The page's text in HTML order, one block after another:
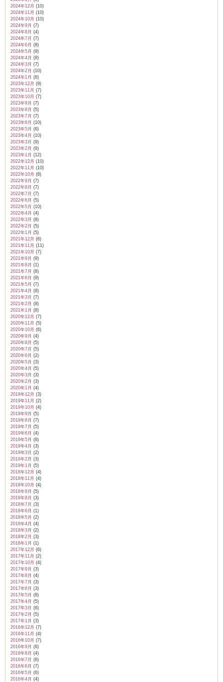
2024年12月 (10)
2024年11月 (10)
2024年10月 (10)
2024年9月 (7)
2024年8月 (4)
2024年7月 (7)
2024年6月 (8)
2024年5月 (9)
2024年4月 (8)
2024年3月 (7)
2024年2月 (10)
2024年1月 (6)
2023年12月 (9)
2023年11月 (7)
2023年10月 (7)
2023年9月 (7)
2023年8月 (5)
2023年7月 (7)
2023年6月 (10)
2023年5月 (6)
2023年4月 (10)
2023年3月 (9)
2023年2月 (9)
2023年1月 (12)
2022年12月 (10)
2022年11月 (10)
2022年10月 (8)
2022年9月 (7)
2022年8月 (7)
2022年7月 (7)
2022年6月 (5)
2022年5月 (10)
2022年4月 (4)
2022年3月 (8)
2022年2月 (5)
2022年1月 (5)
2021年12月 (6)
2021年11月 (11)
2021年10月 (7)
2021年9月 (9)
2021年8月 (1)
2021年7月 (8)
2021年6月 (9)
2021年5月 (7)
2021年4月 (8)
2021年3月 (7)
2021年2月 (8)
2021年1月 (8)
2020年12月 (7)
2020年11月 (5)
2020年10月 (6)
2020年9月 (4)
2020年8月 (5)
2020年7月 (5)
2020年6月 (2)
2020年5月 (3)
2020年4月 (5)
2020年3月 (3)
2020年2月 (3)
2020年1月 (4)
2019年12月 (3)
2019年11月 (2)
2019年10月 (4)
2019年9月 (5)
2019年8月 (7)
2019年7月 (5)
2019年6月 (4)
2019年5月 (8)
2019年4月 (3)
2019年3月 (2)
2019年2月 (3)
2019年1月 (5)
2018年12月 (4)
2018年11月 (4)
2018年10月 (4)
2018年9月 (5)
2018年8月 (3)
2018年7月 (3)
2018年6月 (1)
2018年5月 (2)
2018年4月 (4)
2018年3月 (2)
2018年2月 (3)
2018年1月 (1)
2017年12月 (6)
2017年11月 (2)
2017年10月 (4)
2017年9月 (3)
2017年8月 (4)
2017年7月 (3)
2017年6月 (3)
2017年5月 (8)
2017年4月 (5)
2017年3月 (6)
2017年2月 (5)
2017年1月 (3)
2016年12月 (7)
2016年11月 (4)
2016年10月 (7)
2016年9月 (6)
2016年8月 (4)
2016年7月 (6)
2016年6月 (7)
2016年5月 (6)
2016年4月 (4)